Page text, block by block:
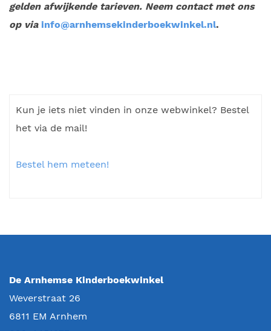
gelden afwijkende tarieven. Neem contact met ons
op via info@arnhemsekinderboekwinkel.nl.
Kun je iets niet vinden in onze webwinkel? Bestel
het via de mail!
Bestel hem meteen!
De Arnhemse Kinderboekwinkel
Weverstraat 26
6811 EM Arnhem